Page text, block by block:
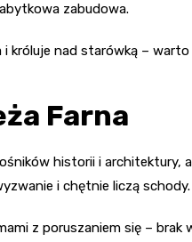
zabudowa.
króluje nad starówką –
Farna
historii i
i chętnie liczą
z poruszaniem się –